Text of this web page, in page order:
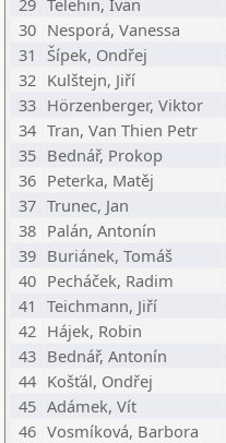
29 Telehin, Ivan
30 Nesporá, Vanessa
31
Šípek, Ondřej
32 Kulštejn, Jiří
33 Hörzenberger, Viktor
34 Tran, Van Thien Petr
35 Bednář, Prokop
36 Peterka, Matěj
37 Trunec, Jan
38 Palán, Antonín
39 Buriánek, Tomáš
40 Pecháček, Radim
41 Teichmann, Jiří
42 Hájek, Robin
43 Bednář, Antonín
44 Košťál, Ondřej
45 Adámek, Vít
46 Vosmíková, Barbora